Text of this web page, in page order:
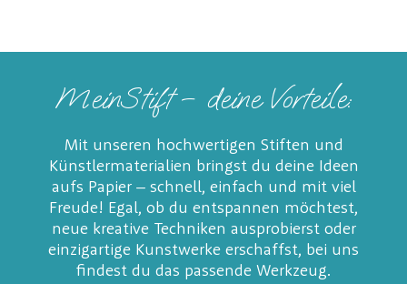
MeinStift – deine Vorteile:
Mit unseren hochwertigen Stiften und
Künstlermaterialien bringst du deine Ideen
aufs Papier – schnell, einfach und mit viel
Freude! Egal, ob du entspannen möchtest,
neue kreative Techniken ausprobierst oder
einzigartige Kunstwerke erschaffst, bei uns
findest du das passende Werkzeug.